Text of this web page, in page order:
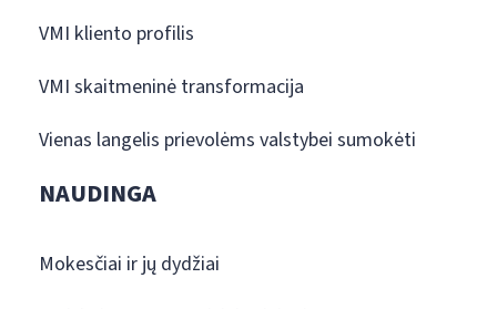
VMI kliento profilis
VMI skaitmeninė transformacija
Vienas langelis prievolėms valstybei sumokėti
NAUDINGA
Mokesčiai ir jų dydžiai